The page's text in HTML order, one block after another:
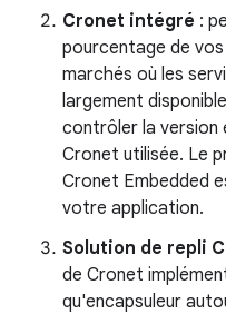
Cronet intégré :
pourcentage de
marchés où les
largement
contrôler la version
Cronet utilisée. Le
Cronet Embedded
votre application.
Solution de repli
de Cronet
qu'encapsuleur